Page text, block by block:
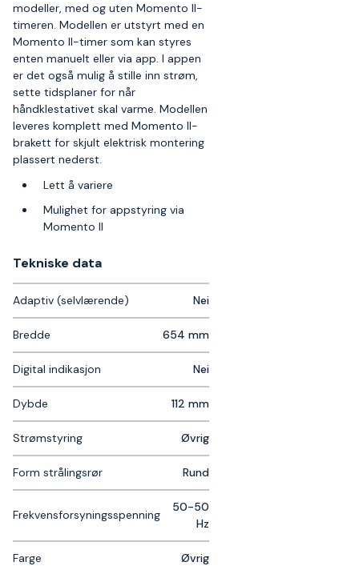
modeller, med og uten Momento II-
timeren. Modellen er utstyrt med en
Momento II-timer som kan styres
enten manuelt eller via app. I appen
er det også mulig å stille inn strøm,
sette tidsplaner for når
håndklestativet skal varme. Modellen
leveres komplett med Momento II-
brakett for skjult elektrisk montering
plassert nederst.
Lett å variere
Mulighet for appstyring via
Momento II
Tekniske data​
Adaptiv (selvlærende) Nei
Bredde 654 mm
Digital indikasjon Nei
Dybde 112 mm
Strømstyring Øvrig
Form strålingsrør Rund
Frekvensforsyningsspenning
50-50
Hz
Farge Øvrig